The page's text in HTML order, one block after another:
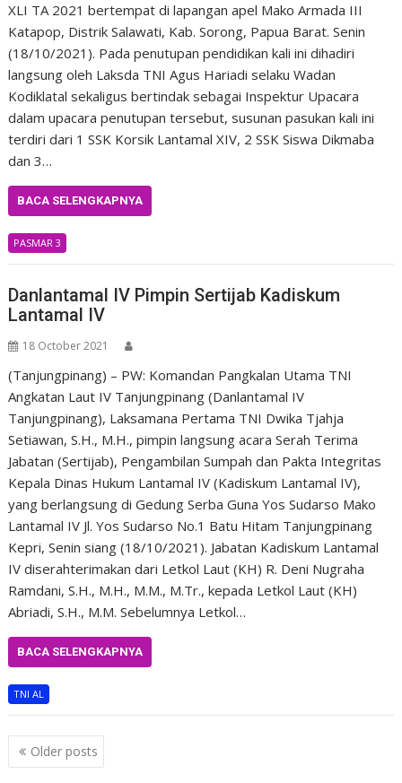
XLI TA 2021 bertempat di lapangan apel Mako Armada III
Katapop, Distrik Salawati, Kab. Sorong, Papua Barat. Senin
(18/10/2021). Pada penutupan pendidikan kali ini dihadiri
langsung oleh Laksda TNI Agus Hariadi selaku Wadan
Kodiklatal sekaligus bertindak sebagai Inspektur Upacara
dalam upacara penutupan tersebut, susunan pasukan kali ini
terdiri dari 1 SSK Korsik Lantamal XIV, 2 SSK Siswa Dikmaba
dan 3…
BACA SELENGKAPNYA
PASMAR 3
Danlantamal IV Pimpin Sertijab Kadiskum
Lantamal IV
18 October 2021
(Tanjungpinang) – PW: Komandan Pangkalan Utama TNI
Angkatan Laut IV Tanjungpinang (Danlantamal IV
Tanjungpinang), Laksamana Pertama TNI Dwika Tjahja
Setiawan, S.H., M.H., pimpin langsung acara Serah Terima
Jabatan (Sertijab), Pengambilan Sumpah dan Pakta Integritas
Kepala Dinas Hukum Lantamal IV (Kadiskum Lantamal IV),
yang berlangsung di Gedung Serba Guna Yos Sudarso Mako
Lantamal IV Jl. Yos Sudarso No.1 Batu Hitam Tanjungpinang
Kepri, Senin siang (18/10/2021). Jabatan Kadiskum Lantamal
IV diserahterimakan dari Letkol Laut (KH) R. Deni Nugraha
Ramdani, S.H., M.H., M.M., M.Tr., kepada Letkol Laut (KH)
Abriadi, S.H., M.M. Sebelumnya Letkol…
BACA SELENGKAPNYA
TNI AL
Posts
navigation
Older posts